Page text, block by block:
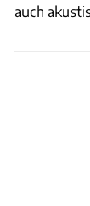
auch